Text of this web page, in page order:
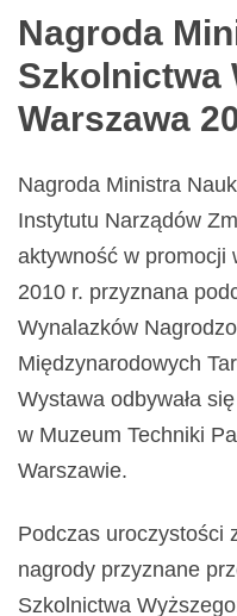
Nagroda
Szkolnictwa
Warszawa
Nagroda Ministra
Instytutu Narządów
aktywność w promocji
2010 r. przyznana
Wynalazków
Międzynarodowych
Wystawa odbywała
w Muzeum Techniki
Warszawie.
Podczas uroczystości
nagrody przyznane
Szkolnictwa